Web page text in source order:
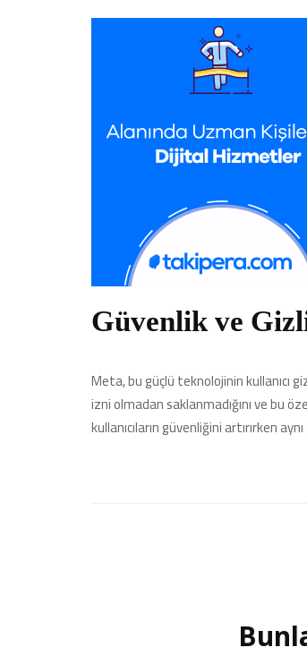
Güvenlik ve
Meta, bu güçlü teknolojinin kullanıcı
izni olmadan saklanmadığını ve bu
kullanıcıların güvenliğini artırırken